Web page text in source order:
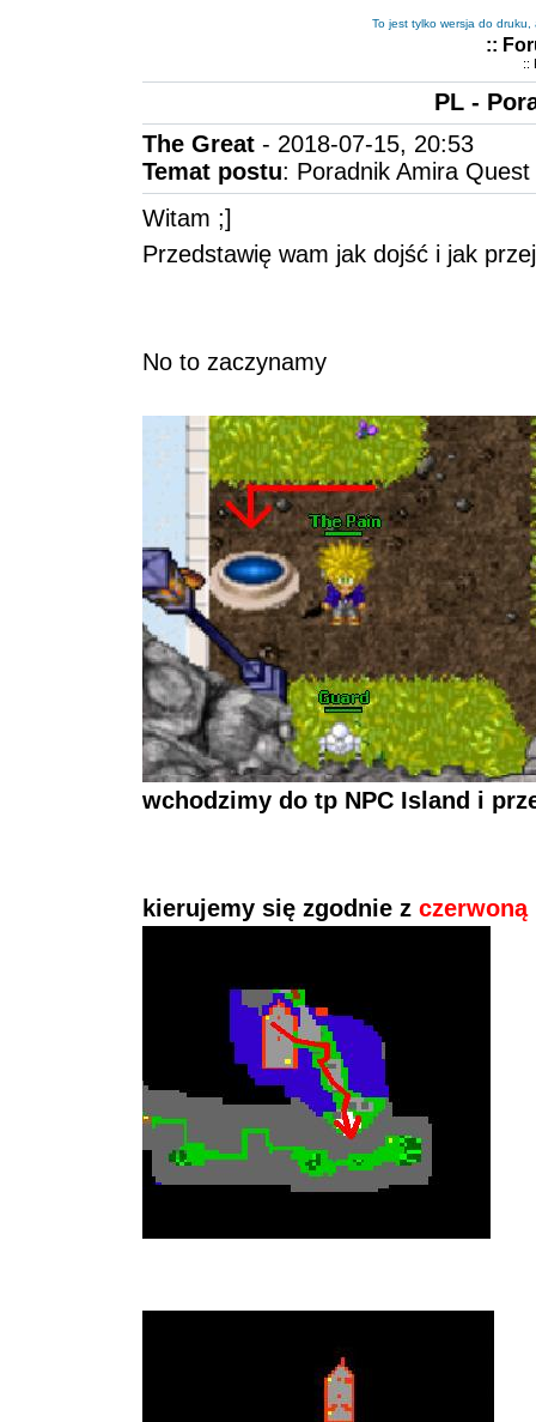
To jest tylko wersja do druku,
::
::
PL -
The Great - 2018-07-15, 20:53
Temat postu: Poradnik Amira Quest
Witam ;]
Przedstawię wam jak dojść i jak
No to zaczynamy
wchodzimy do tp NPC Island i
kierujemy się zgodnie z czerwoną